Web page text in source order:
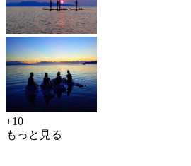
+10
もっと見る